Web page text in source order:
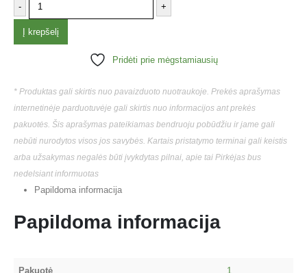
-
+
Į krepšelį
Pridėti prie mėgstamiausių
* Produktas gali skirtis nuo pavaizduoto nuotraukoje. Prekės aprašymas
internetinėje parduotuvėje gali skirtis nuo informacijos ant prekės
pakuotės. Šis aprašymas pateikiamas bendruoju pobūdžiu ir jame gali
nebūti nurodytos visos jos savybės. Kartais pristatymo terminai gali keistis
arba užsakymas negalės būti įvykdytas pilnai, apie tai Pirkėjas bus
nedelsiant informuotas
Papildoma informacija
Papildoma informacija
Pakuotė 1